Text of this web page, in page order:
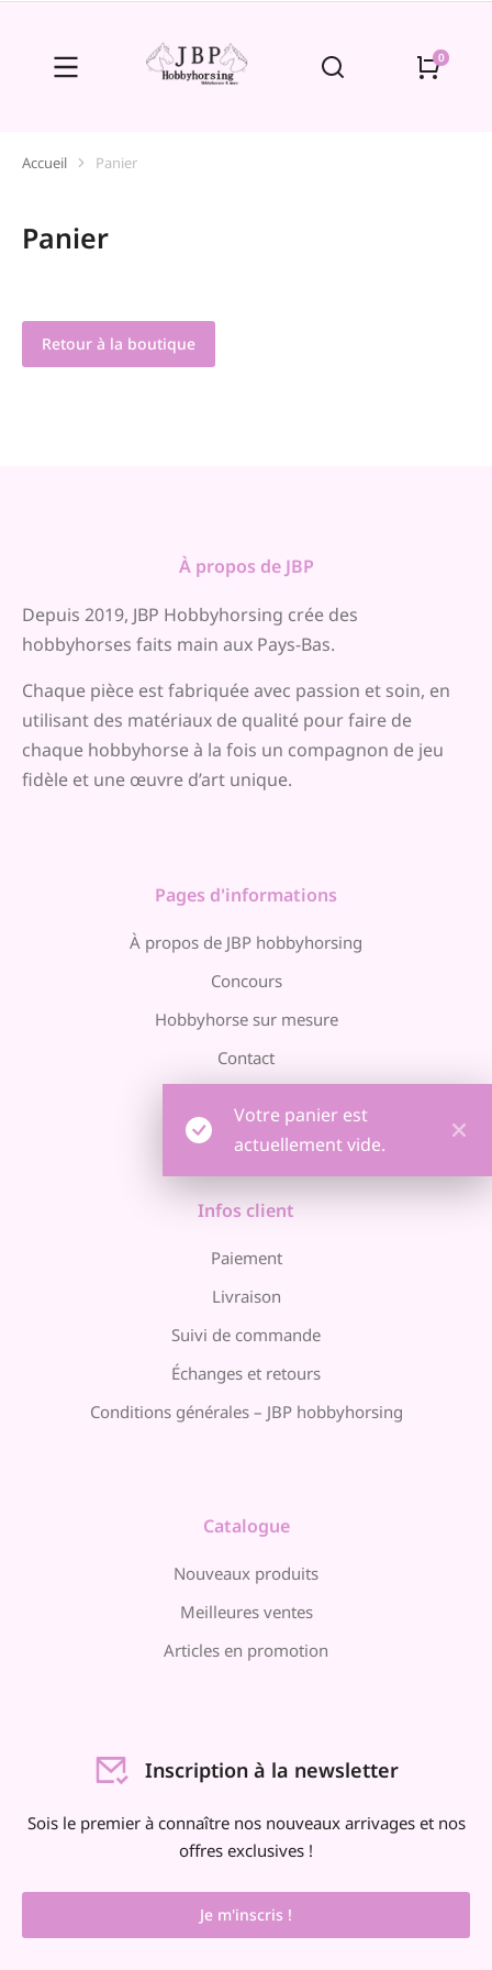
Vous êtes ici :
Accueil Panier
Panier
Votre panier est
actuellement vide.
Retour à la boutique
À propos de JBP
Depuis 2019, JBP Hobbyhorsing crée des
hobbyhorses faits main aux Pays-Bas.
Chaque pièce est fabriquée avec passion et soin, en
utilisant des matériaux de qualité pour faire de
chaque hobbyhorse à la fois un compagnon de jeu
fidèle et une œuvre d’art unique.
Pages d'informations
À propos de JBP hobbyhorsing
Concours
Hobbyhorse sur mesure
Contact
Infos client
Paiement
Livraison
Suivi de commande
Échanges et retours
Conditions générales – JBP hobbyhorsing
Catalogue
Nouveaux produits
Meilleures ventes
Articles en promotion
Inscription à la newsletter
Sois le premier à connaître nos nouveaux arrivages et nos
offres exclusives !
Je m'inscris !